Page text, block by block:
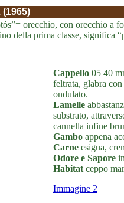
orecchio, con orecchio
della prima classe, significa
Cappello 05 40
feltrata, glabra
ondulato.
Lamelle
substrato,
cannella infine
Gambo appena
Carne esigua,
Odore e Sapore
Habitat ceppo
Immagine 2